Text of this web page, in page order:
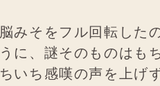
みそをフル回転した
に、謎そのものはも
いち感嘆の声を上げ